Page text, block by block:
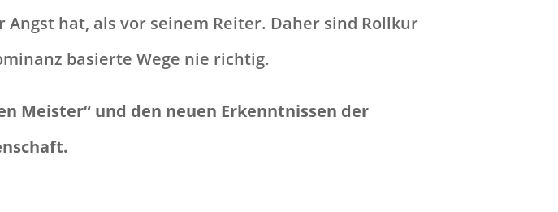
hat, als vor seinem Reiter. Daher sind Rollkur
basierte Wege nie richtig.
Meister“ und den neuen Erkenntnissen der